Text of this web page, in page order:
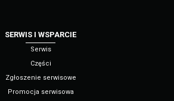
SERWIS I WSPARCIE
Serwis
Części
Zgłoszenie serwisowe
Promocja serwisowa